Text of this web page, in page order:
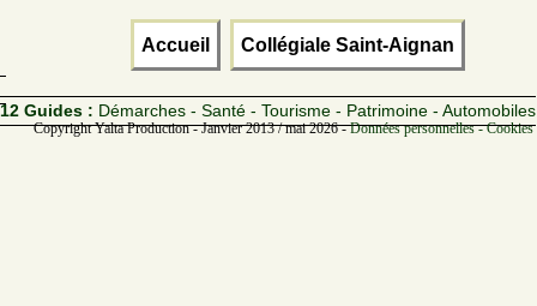
Accueil Collégiale Saint-Aignan
12 Guides : Démarches - Santé - Tourisme - Patrimoine - Automobiles
Copyright Yalta Production - Janvier 2013 / mai 2026 -Données personnelles -